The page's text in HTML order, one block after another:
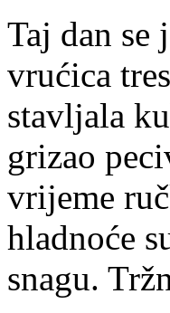
Taj dan se
vrućica
stavljala
grizao
vrijeme
hladnoće
snagu.